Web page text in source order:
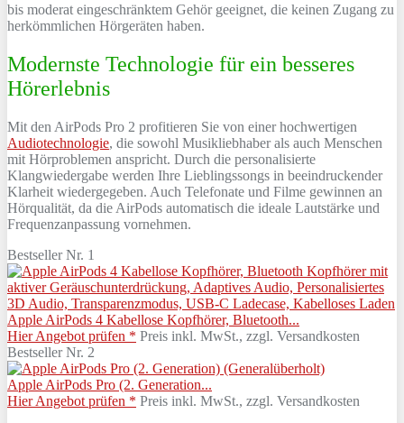
bis moderat eingeschränktem Gehör geeignet, die keinen Zugang zu
herkömmlichen Hörgeräten haben.
Modernste Technologie für ein besseres
Hörerlebnis
Mit den AirPods Pro 2 profitieren Sie von einer hochwertigen
Audiotechnologie, die sowohl Musikliebhaber als auch Menschen
mit Hörproblemen anspricht. Durch die personalisierte
Klangwiedergabe werden Ihre Lieblingssongs in beeindruckender
Klarheit wiedergegeben. Auch Telefonate und Filme gewinnen an
Hörqualität, da die AirPods automatisch die ideale Lautstärke und
Frequenzanpassung vornehmen.
Bestseller Nr. 1
Apple AirPods 4 Kabellose Kopfhörer, Bluetooth...
Hier Angebot prüfen * Preis inkl. MwSt., zzgl. Versandkosten
Bestseller Nr. 2
Apple AirPods Pro (2. Generation...
Hier Angebot prüfen * Preis inkl. MwSt., zzgl. Versandkosten